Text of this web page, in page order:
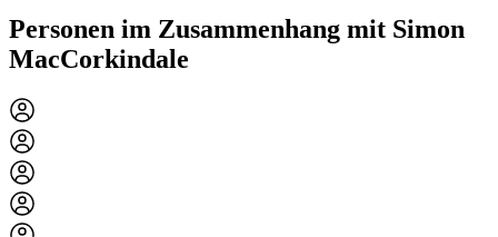
Personen im Zusammenhang mit Simon
MacCorkindale